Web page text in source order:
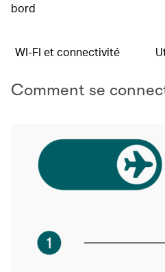
bord
WI-FI et connectivité
Comment se